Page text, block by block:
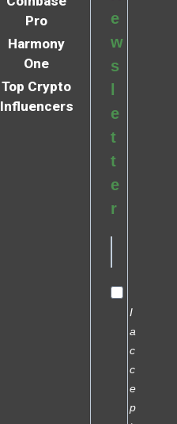
Pro
Harmony
One
Top Crypto
Influencers
e
w
s
e
t
t
e
r
I
a
c
c
e
p